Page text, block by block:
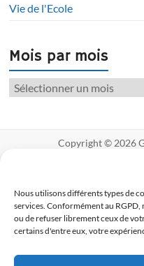
Nous utilisons différents types de
services. Conformément au
ou de refuser librement ceux de
certains d'entre eux, votre
Vie de l'Ecole
Mois par mois
Copyright © 2026